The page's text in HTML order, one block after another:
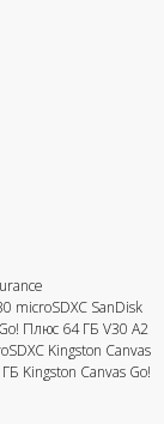
microSDXC SanDisk
Плюс 64 ГБ V30 A2
Kingston Canvas
Kingston Canvas Go!
Магазин